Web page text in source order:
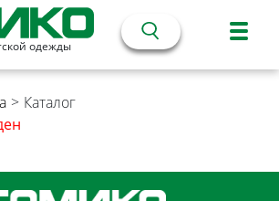
одежды
> Каталог